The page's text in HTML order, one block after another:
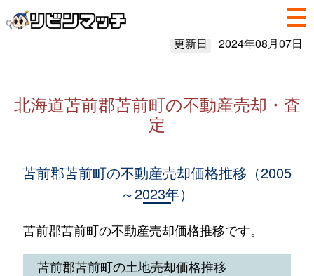
更新日 2024年08月07日
北海道苫前郡苫前町の不動産売却・査
定
苫前郡苫前町の不動産売却価格推移（2005
～2023年）
苫前郡苫前町の不動産売却価格推移です。
苫前郡苫前町の土地売却価格推移